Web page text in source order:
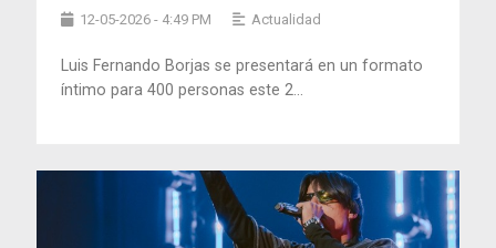
12-05-2026 - 4:49 PM Actualidad
Luis Fernando Borjas se presentará en un formato
íntimo para 400 personas este 2...